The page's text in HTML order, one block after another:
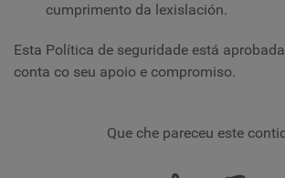
cumprimento da lexislación.
Esta Política de seguridade está
conta co seu apoio e compromiso.
Que che pareceu este